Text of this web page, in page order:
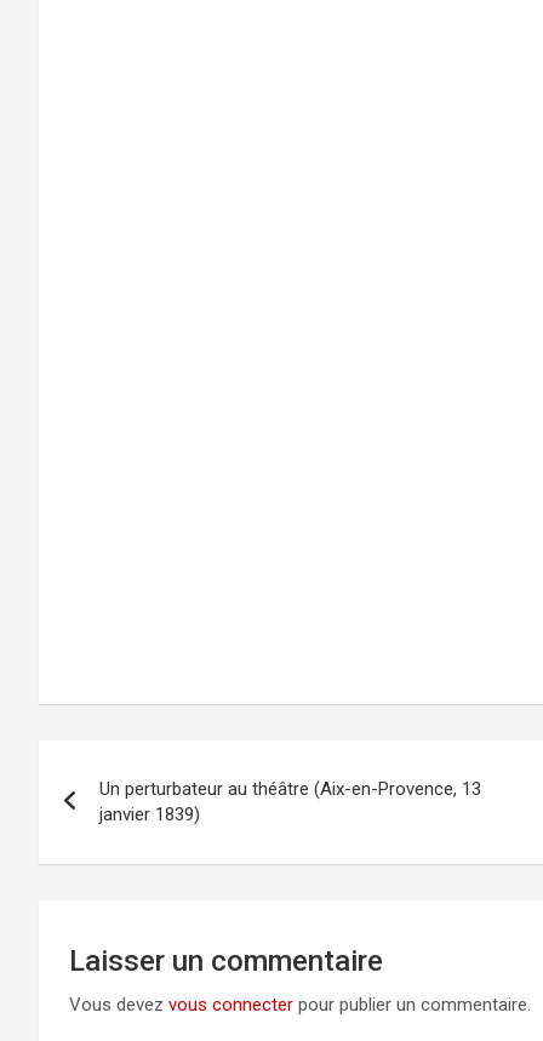
Navigation
Un perturbateur au théâtre (Aix-en-Provence, 13
janvier 1839)
Laisser un commentaire
Vous devez vous connecter pour publier un commentaire.